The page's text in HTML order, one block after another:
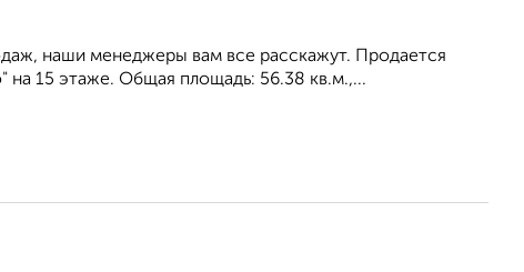
наши менеджеры вам все расскажут. Продается
на 15 этаже. Общая площадь: 56.38 кв.м.,...